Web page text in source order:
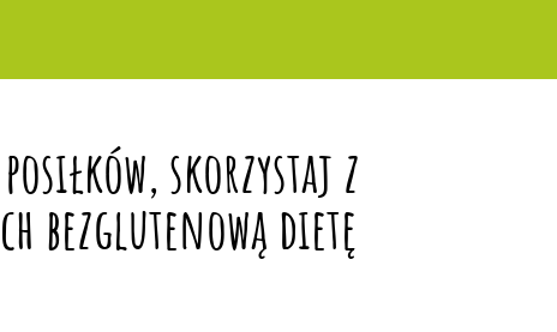
skorzystaj z
bezglutenową dietę